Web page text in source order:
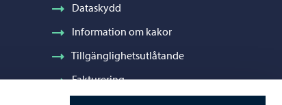
Dataskydd
Information om kakor
Tillgänglighetsutlåtande
Fakturering